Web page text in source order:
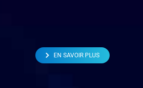
EN SAVOIR PLUS